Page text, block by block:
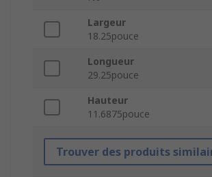
Largeur
18.25pouce
Longueur
29.25pouce
Hauteur
11.6875pouce
Trouver des produits